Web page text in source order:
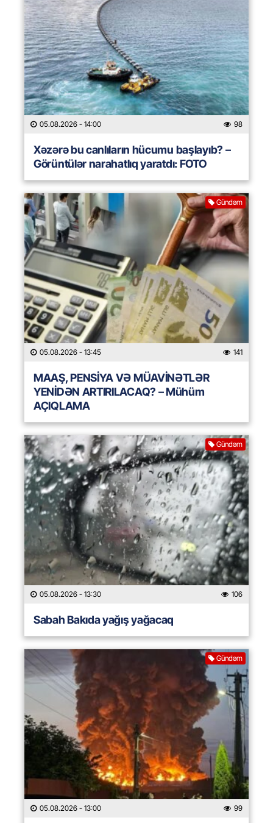
05.08.2026 - 14:00 98
Xəzərə bu canlıların hücumu başlayıb? –
Görüntülər narahatlıq yaratdı: FOTO
Gündəm
05.08.2026 - 13:45 141
MAAŞ, PENSİYA VƏ MÜAVİNƏTLƏR
YENİDƏN ARTIRILACAQ? – Mühüm
AÇIQLAMA
Gündəm
05.08.2026 - 13:30 106
Sabah Bakıda yağış yağacaq
Gündəm
05.08.2026 - 13:00 99